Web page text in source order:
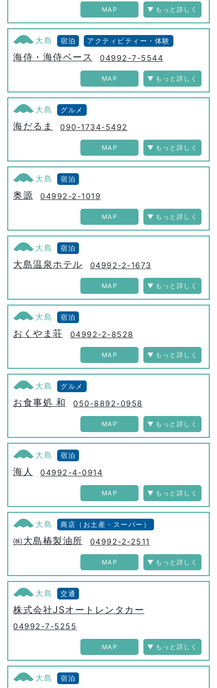
MAP
大島 宿泊 アクティビティー・体験
海侍・海侍ベース 04992-7-5544
MAP
大島 グルメ
海だるま 090-1734-5492
MAP
大島 宿泊
奥源 04992-2-1019
MAP
大島 宿泊
大島温泉ホテル 04992-2-1673
MAP
大島 宿泊
おくやま荘 04992-2-8528
MAP
大島 グルメ
お食事処 和 050-8892-0958
MAP
大島 宿泊
海人 04992-4-0914
MAP
大島 商店（お土産・スーパー）
㈱大島椿製油所 04992-2-2511
MAP
大島 交通
株式会社JSオートレンタカー
04992-7-5255
MAP
大島 宿泊